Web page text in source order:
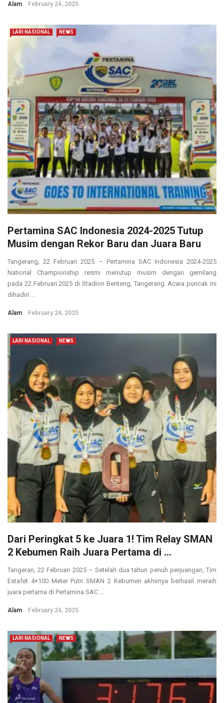
Alam February 24, 2025
LARI NASIONAL NEWS
Pertamina SAC Indonesia 2024-2025 Tutup
Musim dengan Rekor Baru dan Juara Baru
Tangerang, 22 Februari 2025 – Pertamina SAC Indonesia 2024-2025
National Championship resmi menutup musim dengan gemilang
pada 22 Februari 2025 di Stadion Benteng, Tangerang. Acara puncak ini
dihadiri ...
Alam February 24, 2025
LARI NASIONAL NEWS
Dari Peringkat 5 ke Juara 1! Tim Relay SMAN
2 Kebumen Raih Juara Pertama di ...
Tangeran, 22 Februari 2025 – Setelah dua tahun penuh perjuangan, Tim
Estafet 4×100 Meter Putri SMAN 2 Kebumen akhirnya berhasil meraih
juara pertama di Pertamina SAC ...
Alam February 24, 2025
LARI NASIONAL NEWS